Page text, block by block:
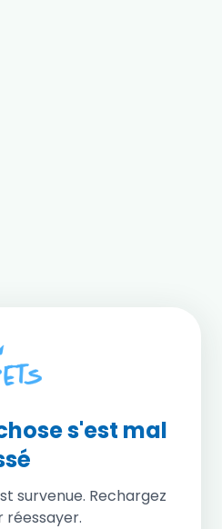
s'est mal
survenue. Rechargez
réessayer.